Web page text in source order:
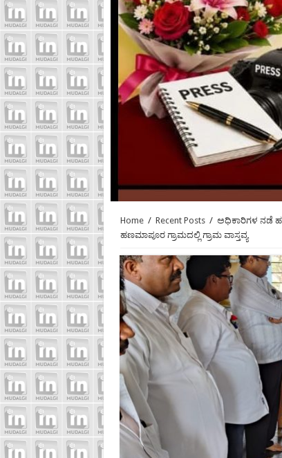
Home / Recent Posts / ಅಧಿಕಾರಿಗಳ ನಡೆ
ಹಣಮಾಪೂರ ಗ್ರಾಮದಲ್ಲಿ ಗ್ರಾಮ ವಾಸ್ತವ್ಯ